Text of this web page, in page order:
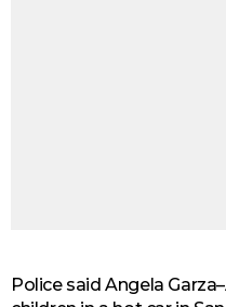
Police said Angela